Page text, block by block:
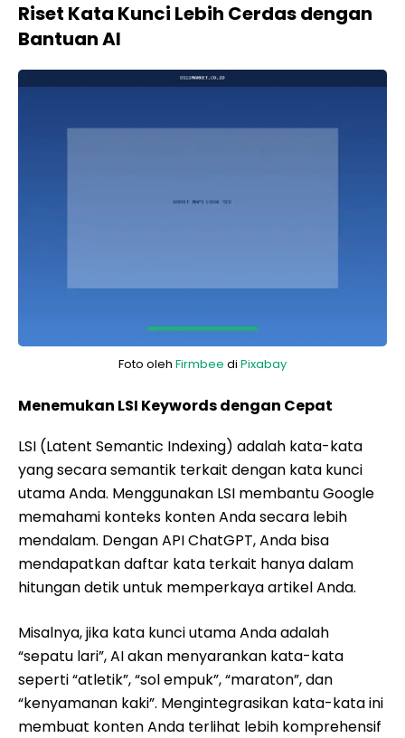
Riset Kata Kunci Lebih Cerdas dengan
Bantuan AI
Foto oleh Firmbee di Pixabay
Menemukan LSI Keywords dengan Cepat
LSI (Latent Semantic Indexing) adalah kata-kata
yang secara semantik terkait dengan kata kunci
utama Anda. Menggunakan LSI membantu Google
memahami konteks konten Anda secara lebih
mendalam. Dengan API ChatGPT, Anda bisa
mendapatkan daftar kata terkait hanya dalam
hitungan detik untuk memperkaya artikel Anda.
Misalnya, jika kata kunci utama Anda adalah
“sepatu lari”, AI akan menyarankan kata-kata
seperti “atletik”, “sol empuk”, “maraton”, dan
“kenyamanan kaki”. Mengintegrasikan kata-kata ini
membuat konten Anda terlihat lebih komprehensif